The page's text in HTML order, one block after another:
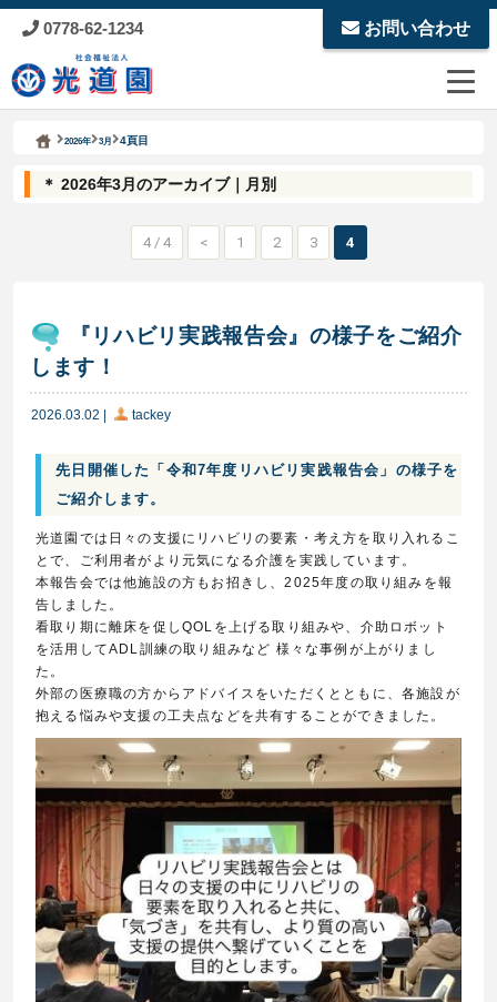
0778-62-1234 お問い合わせ
社会福祉法人 光道園
2026年 3月 4頁目
＊ 2026年3月のアーカイブ｜月別
4 / 4 < 1 2 3 4
『リハビリ実践報告会』の様子をご紹介
します！
2026.03.02 tackey
先日開催した「令和7年度リハビリ実践報告会」の様子を
ご紹介します。
光道園では日々の支援にリハビリの要素・考え方を取り入れるこ
とで、ご利用者がより元気になる介護を実践しています。
本報告会では他施設の方もお招きし、2025年度の取り組みを報
告しました。
看取り期に離床を促しQOLを上げる取り組みや、介助ロボット
を活用してADL訓練の取り組みなど 様々な事例が上がりまし
た。
外部の医療職の方からアドバイスをいただくとともに、各施設が
抱える悩みや支援の工夫点などを共有することができました。